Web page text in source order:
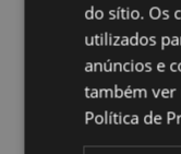
Caracteristicas
Informação
Altura
do sítio. Os
utilizados
anúncios e
também ver
Política de